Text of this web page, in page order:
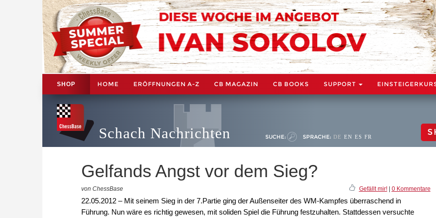
SHOP HOME ERÖFFNUNGEN A-Z CB MAGAZIN CB BOOKS SUPPORT
Schach Nachrichten SUCHE: SPRACHE: DE EN ES FR
Gelfands Angst vor dem Sieg?
von ChessBase Gefällt mir!| 0 Kommentare
22.05.2012 – Mit seinem Sieg in der 7.Partie ging der Außenseiter des WM-Kampfes überraschend in
Führung. Nun wäre es richtig gewesen, mit soliden Spiel die Führung festzuhalten. Stattdessen versuchte